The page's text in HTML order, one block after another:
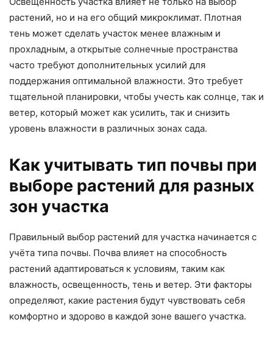
растений, но и на его общий микроклимат. Плотная
тень может сделать участок менее влажным и
прохладным, а открытые солнечные пространства
часто требуют дополнительных усилий для
поддержания оптимальной влажности. Это требует
тщательной планировки, чтобы учесть как солнце, так и
ветер, который может как усилить, так и снизить
уровень влажности в различных зонах сада.
Как учитывать тип почвы при
выборе растений для разных
зон участка
Правильный выбор растений для участка начинается с
учёта типа почвы. Почва влияет на способность
растений адаптироваться к условиям, таким как
влажность, освещенность, тень и ветер. Эти факторы
определяют, какие растения будут чувствовать себя
комфортно и здорово в каждой зоне вашего участка.